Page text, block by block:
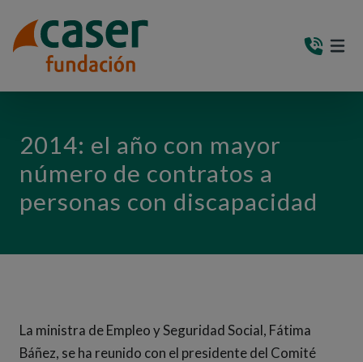
2014: el año con mayor
número de contratos a
personas con discapacidad
La ministra de Empleo y Seguridad Social, Fátima
Báñez, se ha reunido con el presidente del Comité